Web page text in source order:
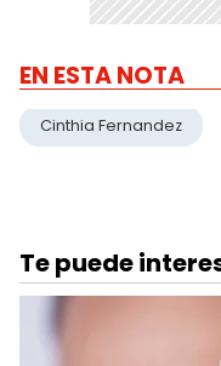
EN ESTA NOTA
Cinthia Fernandez